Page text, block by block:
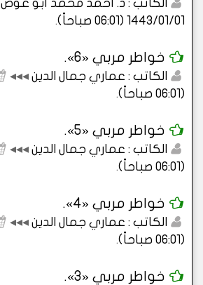
الكاتب : د. أحمد محمد أبو عوض
1443/01/01 (06:01 صباحاً)
.
خواطر مربي «6».
الكاتب : عماري جمال الدين ◂◂◂
(06:01 صباحاً)
.
خواطر مربي «5».
الكاتب : عماري جمال الدين ◂◂◂
(06:01 صباحاً)
.
خواطر مربي «4».
الكاتب : عماري جمال الدين ◂◂◂
(06:01 صباحاً)
.
خواطر مربي «3».